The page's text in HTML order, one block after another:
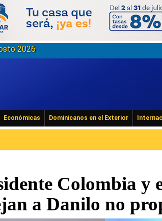
2026
Económicas Dominicanos en el Exterior
Colombia y
a Danilo no